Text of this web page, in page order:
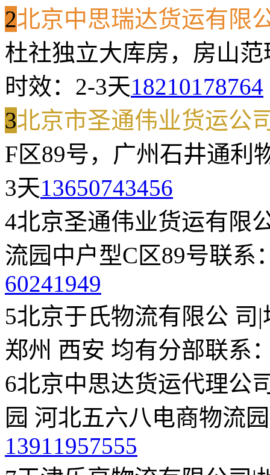
2北京中思瑞达货运有限
杜社独立大库房，房山
时效：2-3天18210178764
3北京市圣通伟业货运公
F区89号，广州石井通利
3天13650743456
4北京圣通伟业货运有限
流园中户型C区89号联系
60241949
5北京于氏物流有限公 司 |
郑州 西安 均有分部联系
6北京中思达货运代理公
园 河北五六八电商物流园
13911957555